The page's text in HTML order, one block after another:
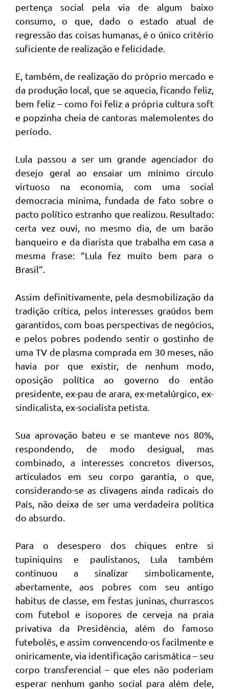
pertença social pela via de algum baixo
consumo, o que, dado o estado atual de
regressão das coisas humanas, é o único critério
suficiente de realização e felicidade.
E, também, de realização do próprio mercado e
da produção local, que se aquecia, ficando feliz,
bem feliz – como foi feliz a própria cultura soft
e popzinha cheia de cantoras malemolentes do
período.
Lula passou a ser um grande agenciador do
desejo geral ao ensaiar um mínimo circulo
virtuoso na economia, com uma social
democracia mínima, fundada de fato sobre o
pacto político estranho que realizou. Resultado:
certa vez ouvi, no mesmo dia, de um barão
banqueiro e da diarista que trabalha em casa a
mesma frase: “Lula fez muito bem para o
Brasil”.
Assim definitivamente, pela desmobilização da
tradição crítica, pelos interesses graúdos bem
garantidos, com boas perspectivas de negócios,
e pelos pobres podendo sentir o gostinho de
uma TV de plasma comprada em 30 meses, não
havia por que existir, de nenhum modo,
oposição política ao governo do então
presidente, ex-pau de arara, ex-metalúrgico, ex-
sindicalista, ex-socialista petista.
Sua aprovação bateu e se manteve nos 80%,
respondendo, de modo desigual, mas
combinado, a interesses concretos diversos,
articulados em seu corpo garantia, o que,
considerando-se as clivagens ainda radicais do
País, não deixa de ser uma verdadeira política
do absurdo.
Para o desespero dos chiques entre si
tupiniquins e paulistanos, Lula também
continuou a sinalizar simbolicamente,
abertamente, aos pobres com seu antigo
habitus de classe, em festas juninas, churrascos
com futebol e isopores de cerveja na praia
privativa da Presidência, além do famoso
futebolês, e assim convencendo-os facilmente e
oniricamente, via identificação carismática – seu
corpo transferencial – que eles não poderiam
esperar nenhum ganho social para além dele,